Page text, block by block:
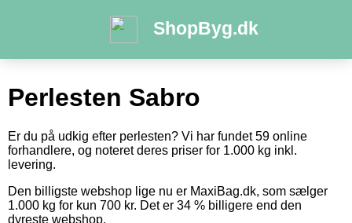
ShopByg.dk
Perlesten Sabro
Er du på udkig efter perlesten? Vi har fundet 59 online
forhandlere, og noteret deres priser for 1.000 kg inkl.
levering.
Den billigste webshop lige nu er MaxiBag.dk, som sælger
1.000 kg for kun 700 kr. Det er 34 % billigere end den
dyreste webshop.